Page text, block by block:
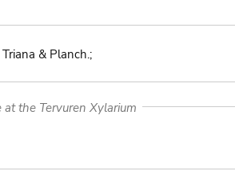
& Planch.;
the Tervuren Xylarium